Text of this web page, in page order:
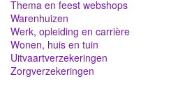
Thema en feest webshops
Warenhuizen
Werk, opleiding en carrière
Wonen, huis en tuin
Uitvaartverzekeringen
Zorgverzekeringen